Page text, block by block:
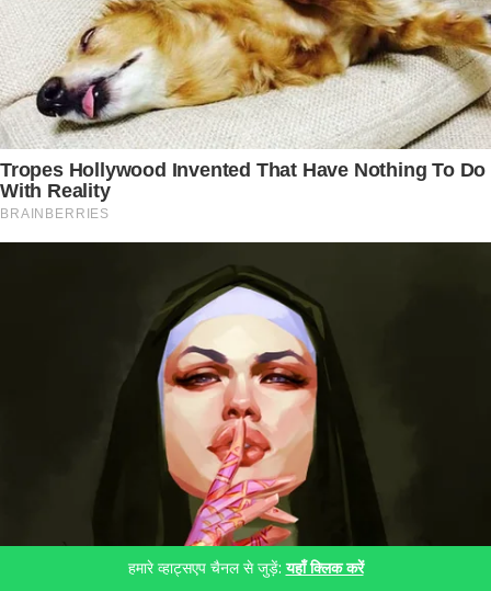
हमारे व्हाट्सएप चैनल से जुड़ें:यहाँ क्लिक करें